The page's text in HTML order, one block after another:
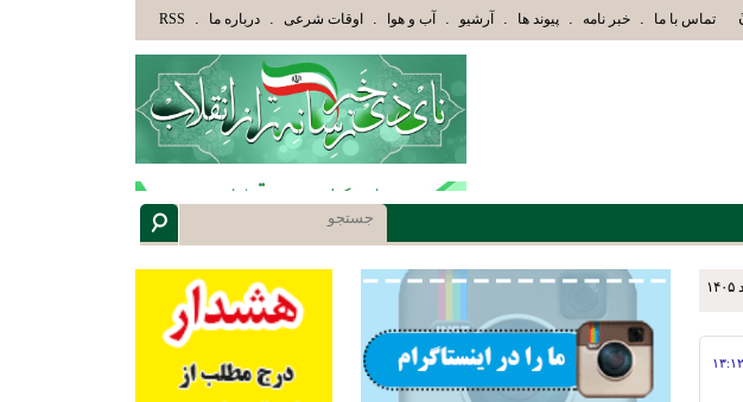
فَيَتَّبِعُونَ أَحْسَنَهُ أُوْلَئِكَ الَّذِينَ هَدَاهُمُ اللَّهُ وَأُوْلَئِكَ هُمْ أُوْلُوا الْأَلْبَابِ» عاقلان هدایت یافته،حرفها را میشنوند و سپس
تماس با ما . خبر نامه . پیوند ها . آرشیو . آب و هوا . اوقات شرعی . درباره ما .
RSS